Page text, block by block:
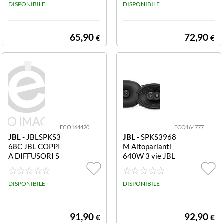
DISPONIBILE
65,90 €
DISPONIBILE
72,90 €
ECO164420
JBL- JBLSPKS3
68C JBL COPPI
A DIFFUSORI S
TAGE 3 68C KIT
KIT 2vie 165m
m con griglie, 70
DISPONIBILE
91,90 €
ECO164777
JBL- SPKS3968
M Altoparlanti
640W 3 vie JBL
COPPIA DIFFU
SORI STAGE3 9
68M 3vie, 6?x9?
DISPONIBILE
92,90 €